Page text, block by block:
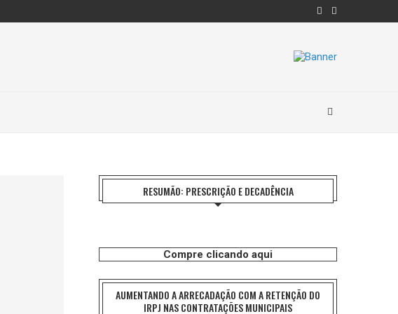
RESUMÃO: PRESCRIÇÃO E DECADÊNCIA
Compre clicando aqui
AUMENTANDO A ARRECADAÇÃO COM A RETENÇÃO DO
IRPJ NAS CONTRATAÇÕES MUNICIPAIS